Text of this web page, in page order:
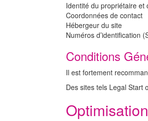
Identité du propriétaire et
Coordonnées de contact
Hébergeur du site
Numéros d’identification
Conditions
Il est fortement
Des sites tels Legal Start